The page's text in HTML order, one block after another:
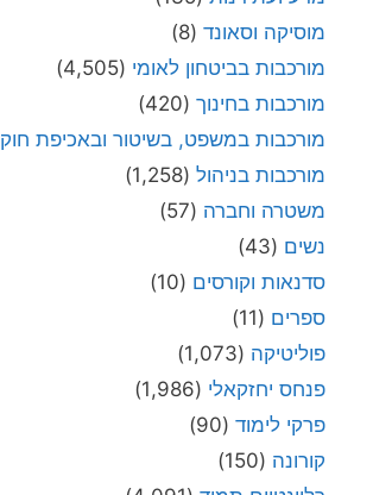
מוסיקה וסאונד (8)
מורכבות בביטחון לאומי (4,505)
מורכבות בחינוך (420)
מורכבות במשפט, בשיטור ובאכיפת חוק
מורכבות בניהול (1,258)
משטרה וחברה (57)
נשים (43)
סדנאות וקורסים (10)
ספרים (11)
פוליטיקה (1,073)
פנחס יחזקאלי (1,986)
פרקי לימוד (90)
קורונה (150)